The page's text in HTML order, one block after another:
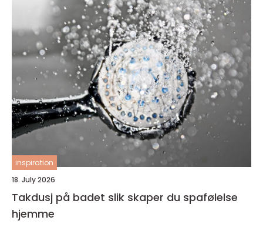
inspiration
18. July 2026
Takdusj på badet slik skaper du spafølelse
hjemme